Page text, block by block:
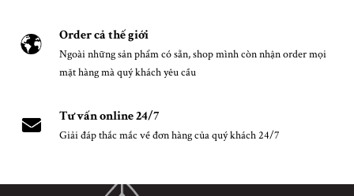
Order cả thế giới
Ngoài những sản phẩm có sẵn, shop mình còn nhận order mọi
mặt hàng mà quý khách yêu cầu
Tư vấn online 24/7
Giải đáp thắc mắc về đơn hàng của quý khách 24/7